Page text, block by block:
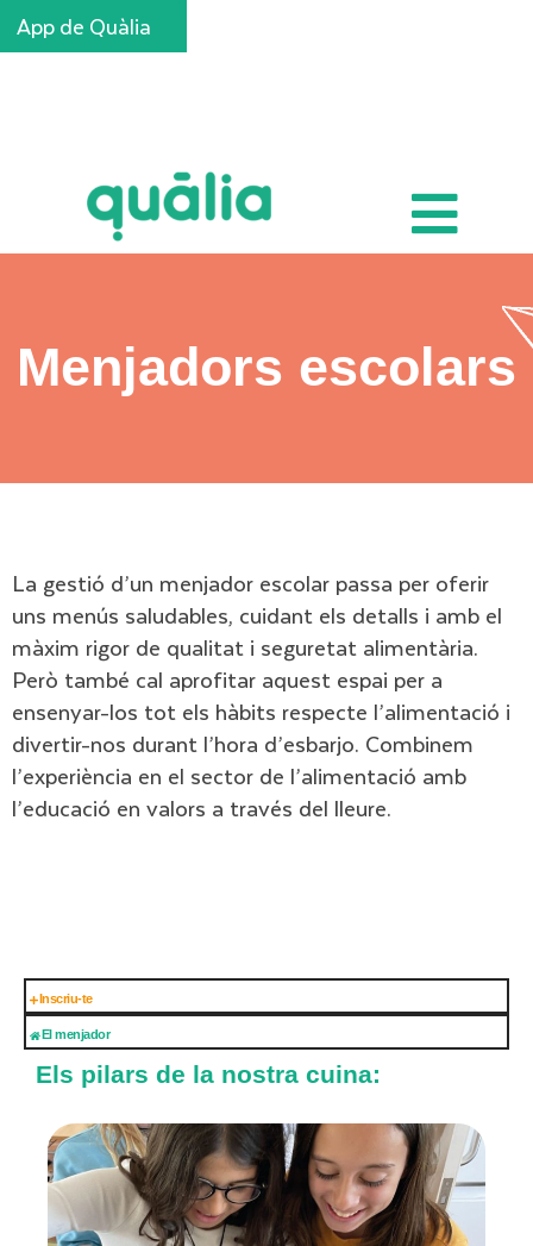
App de Quàlia
Menjadors escolars
La gestió d’un menjador escolar passa per oferir
uns menús saludables, cuidant els detalls i amb el
màxim rigor de qualitat i seguretat alimentària.
Però també cal aprofitar aquest espai per a
ensenyar-los tot els hàbits respecte l’alimentació i
divertir-nos durant l’hora d’esbarjo. Combinem
l’experiència en el sector de l’alimentació amb
l’educació en valors a través del lleure.
Inscriu-te
El menjador
Els pilars de la nostra cuina: